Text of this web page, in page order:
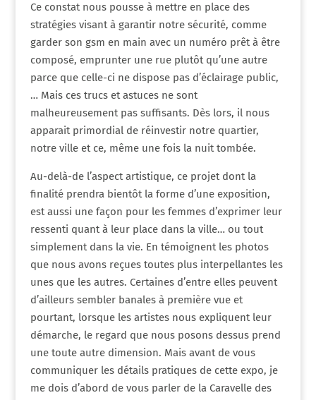
Ce constat nous pousse à mettre en place des
stratégies visant à garantir notre sécurité, comme
garder son gsm en main avec un numéro prêt à être
composé, emprunter une rue plutôt qu’une autre
parce que celle-ci ne dispose pas d’éclairage public,
… Mais ces trucs et astuces ne sont
malheureusement pas suffisants. Dès lors, il nous
apparait primordial de réinvestir notre quartier,
notre ville et ce, même une fois la nuit tombée.
Au-delà-de l’aspect artistique, ce projet dont la
finalité prendra bientôt la forme d’une exposition,
est aussi une façon pour les femmes d’exprimer leur
ressenti quant à leur place dans la ville… ou tout
simplement dans la vie. En témoignent les photos
que nous avons reçues toutes plus interpellantes les
unes que les autres. Certaines d’entre elles peuvent
d’ailleurs sembler banales à première vue et
pourtant, lorsque les artistes nous expliquent leur
démarche, le regard que nous posons dessus prend
une toute autre dimension. Mais avant de vous
communiquer les détails pratiques de cette expo, je
me dois d’abord de vous parler de la Caravelle des